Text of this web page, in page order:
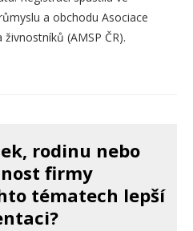
a obchodu Asociace
(AMSP ČR).
rodinu nebo
firmy
tématech lepší